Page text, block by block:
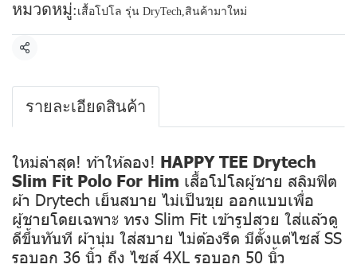
หมวดหมู่: เสื้อโปโล รุ่น DryTech,สินค้ามาใหม่
แชร์
รายละเอียดสินค้า
ใหม่ล่าสุด! ท้าให้ลอง! HAPPY TEE Drytech
Slim Fit Polo For Him เสื้อโปโลผู้ชาย สลิมฟิต
ผ้า Drytech เย็นสบาย ไม่เป็นขุย ออกแบบเพื่อ
ผู้ชายโดยเฉพาะ ทรง Slim Fit เข้ารูปสวย ใส่แล้วดู
ดีขึ้นทันที ผ้านุ่ม ใส่สบาย ไม่ต้องรีด มีตั้งแต่ไซส์ SS
รอบอก 36 นิ้ว ถึง ไซส์ 4XL รอบอก 50 นิ้ว